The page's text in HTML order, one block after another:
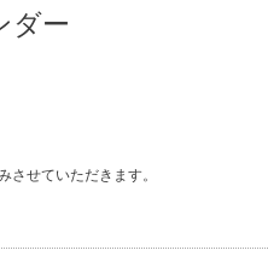
ダー
させていただきます。